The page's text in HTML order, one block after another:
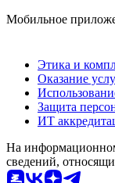
Мобильное
Этика и
Оказание
Защита
ИТ
На
сведений,